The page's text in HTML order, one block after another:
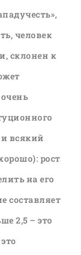
человек
склонен к
и всякий
рост
на его
составляет
2,5 – это